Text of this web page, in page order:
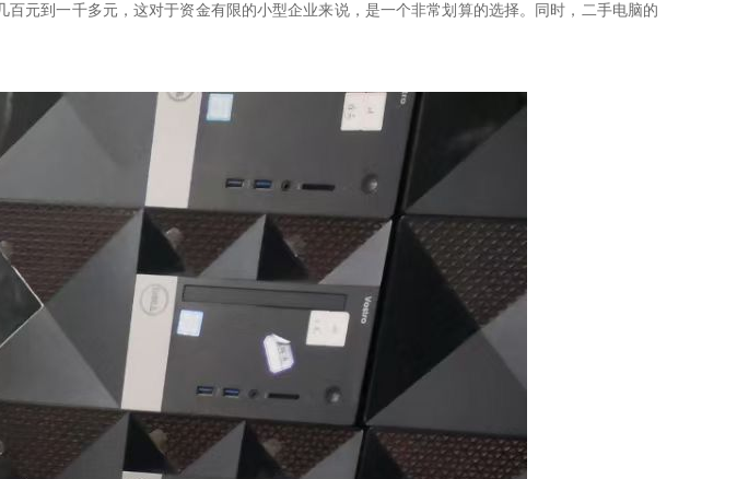
元到一千多元，这对于资金有限的小型企业来说，是一个非常划算的选择。同时，二手电脑的